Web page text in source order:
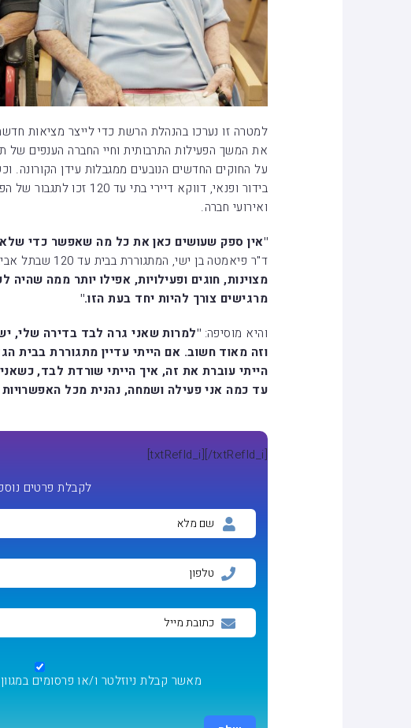
למטרה זו נערכו בהנהלת הרשת כדי לייצר מציאות
את המשך הפעילות התרבותית וחיי החברה הענפים של
על החוקים החדשים הנובעים ממגבלות עידן הקורונה.
בידור ופנאי, דווקא דיירי
ואירועי חברה.
"אין ספק שעושים כאן את כל מה שאפשר כדי שלא
ד"ר פיאמטה בן ישי, המתגוררת בבית עד 120 שבתל אביב.
מצוינות, חוגים ופעילויות, אפילו יותר ממה שהיה
מרגישים צורך להיות יחד בעת הזו."
והיא מוסיפה: "למרות שאני גרה לבד בדירה שלי,
וזה מאוד חשוב. אם הייתי עדיין מתגוררת בבית
הייתי עוברת את זה, איך הייתי שורדת לבד,
עד כמה אני פעילה ושמחה, נהנית מכל
[txtRefId_i][/txtRefId_i]
לקבלת פרטים
מאשר קבלת ניוזלטר ו/או פרסומים